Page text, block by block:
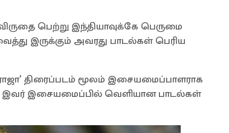
பெற்று இந்தியாவுக்கே பெருமை
இருக்கும் அவரது பாடல்கள் பெரிய
திரைப்படம் மூலம் இசையமைப்பாளராக
இவர் இசையமைப்பில் வெளியான பாடல்கள்